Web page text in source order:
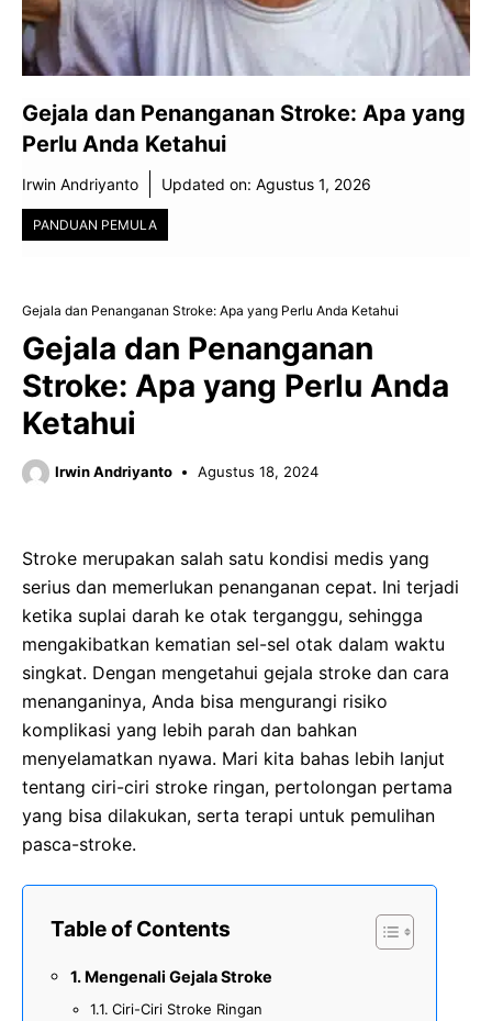
Gejala dan Penanganan Stroke: Apa yang
Perlu Anda Ketahui
Irwin Andriyanto Updated on: Agustus 1, 2026
PANDUAN PEMULA
Gejala dan Penanganan Stroke: Apa yang Perlu Anda Ketahui
Gejala dan Penanganan
Stroke: Apa yang Perlu Anda
Ketahui
Irwin Andriyanto Agustus 18, 2024
Stroke merupakan salah satu kondisi medis yang
serius dan memerlukan penanganan cepat. Ini terjadi
ketika suplai darah ke otak terganggu, sehingga
mengakibatkan kematian sel-sel otak dalam waktu
singkat. Dengan mengetahui gejala stroke dan cara
menanganinya, Anda bisa mengurangi risiko
komplikasi yang lebih parah dan bahkan
menyelamatkan nyawa. Mari kita bahas lebih lanjut
tentang ciri-ciri stroke ringan, pertolongan pertama
yang bisa dilakukan, serta terapi untuk pemulihan
pasca-stroke.
Table of Contents
Mengenali Gejala Stroke
Ciri-Ciri Stroke Ringan